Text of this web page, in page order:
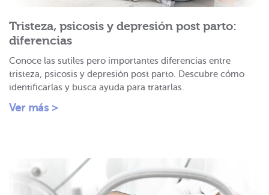
Tristeza, psicosis y depresión post parto:
diferencias
Conoce las sutiles pero importantes diferencias entre
tristeza, psicosis y depresión post parto. Descubre cómo
identificarlas y busca ayuda para tratarlas.
Ver más >